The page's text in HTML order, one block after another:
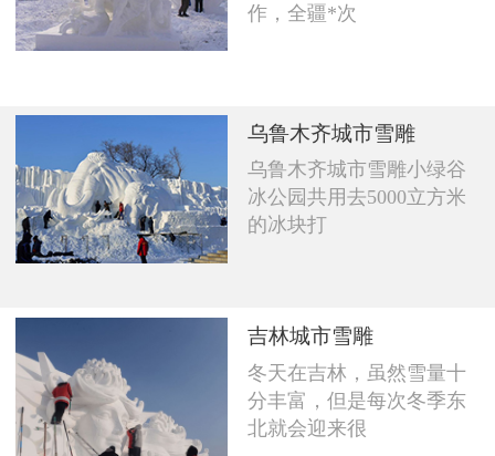
作，全疆*次
乌鲁木齐城市雪雕
乌鲁木齐城市雪雕小绿谷
冰公园共用去5000立方米
的冰块打
吉林城市雪雕
冬天在吉林，虽然雪量十
分丰富，但是每次冬季东
北就会迎来很